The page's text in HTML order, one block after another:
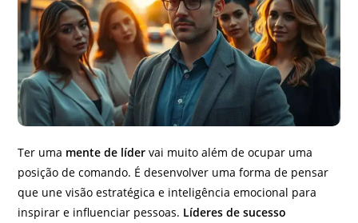
Ter uma mente de líder vai muito além de ocupar uma
posição de comando. É desenvolver uma forma de pensar
que une visão estratégica e inteligência emocional para
inspirar e influenciar pessoas. Líderes de sucesso